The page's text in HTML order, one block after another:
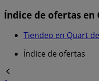
Índice de ofertas en
Tiendeo en Quart
Índice de ofertas